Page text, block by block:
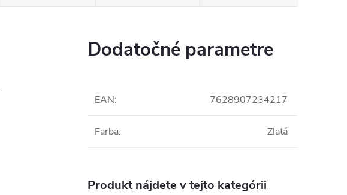
Dodatočné parametre
EAN: 7628907234217
Farba: Zlatá
Produkt nájdete v tejto kategórii